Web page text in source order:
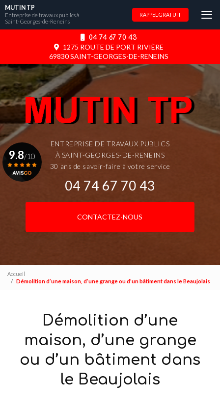
Aller
au
contenu
04 74 67 70 43
1275 ROUTE DE PORT RIVIÈRE
69830 SAINT-GEORGES-DE-RENEINS
MUTIN TP
Entreprise de travaux publics à
Saint-Georges-de-Reneins
RAPPEL GRATUIT
ENTREPRISE DE TRAVAUX PUBLICS
À SAINT-GEORGES-DE-RENEINS
30 ans de savoir-faire à votre service
04 74 67 70 43
CONTACTEZ-NOUS
9.8/10
Accueil
Démolition d’une maison, d’une grange ou d’un bâtiment dans le Beaujolais
Démolition d’une
maison, d’une grange
ou d’un bâtiment dans
le Beaujolais